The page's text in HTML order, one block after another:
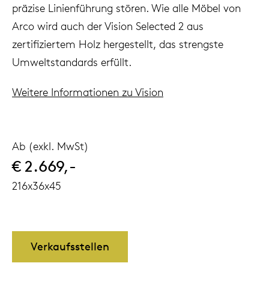
präzise Linienführung stören. Wie alle Möbel von
Arco wird auch der Vision Selected 2 aus
zertifiziertem Holz hergestellt, das strengste
Umweltstandards erfüllt.
Weitere Informationen zu Vision
Ab (exkl. MwSt)
€ 2.669,-
216x36x45
Verkaufsstellen